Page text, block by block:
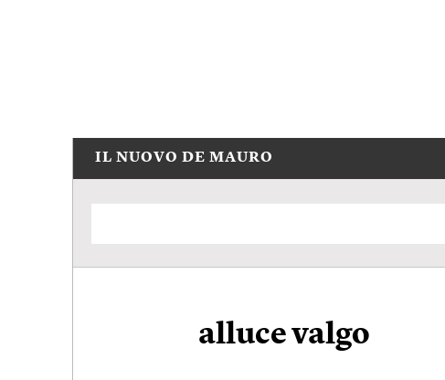
IL NUOVO DE MAURO
alluce valgo